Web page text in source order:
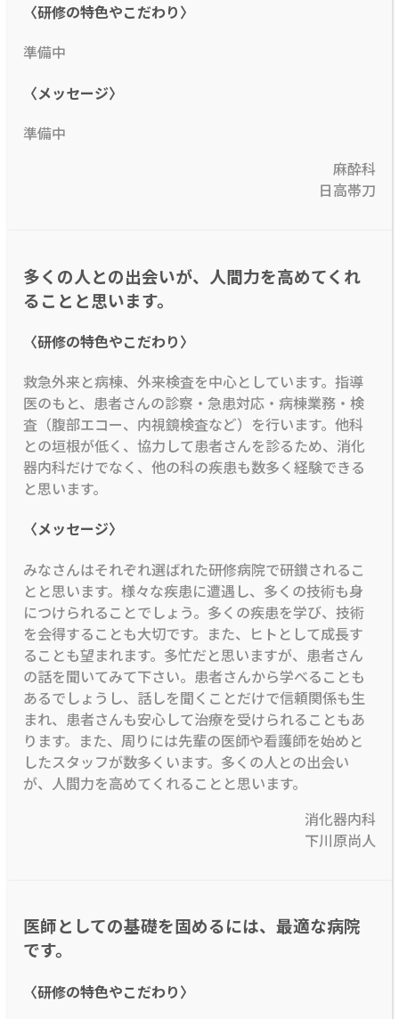
〈研修の特色やこだわり〉
準備中
〈メッセージ〉
準備中
麻酔科
日高帯刀
多くの人との出会いが、人間力を高めてくれ
ることと思います。
〈研修の特色やこだわり〉
救急外来と病棟、外来検査を中心としています。指導
医のもと、患者さんの診察・急患対応・病棟業務・検
査（腹部エコー、内視鏡検査など）を行います。他科
との垣根が低く、協力して患者さんを診るため、消化
器内科だけでなく、他の科の疾患も数多く経験できる
と思います。
〈メッセージ〉
みなさんはそれぞれ選ばれた研修病院で研鑚されるこ
とと思います。様々な疾患に遭遇し、多くの技術も身
につけられることでしょう。多くの疾患を学び、技術
を会得することも大切です。また、ヒトとして成長す
ることも望まれます。多忙だと思いますが、患者さん
の話を聞いてみて下さい。患者さんから学べることも
あるでしょうし、話しを聞くことだけで信頼関係も生
まれ、患者さんも安心して治療を受けられることもあ
ります。また、周りには先輩の医師や看護師を始めと
したスタッフが数多くいます。多くの人との出会い
が、人間力を高めてくれることと思います。
消化器内科
下川原尚人
医師としての基礎を固めるには、最適な病院
です。
〈研修の特色やこだわり〉